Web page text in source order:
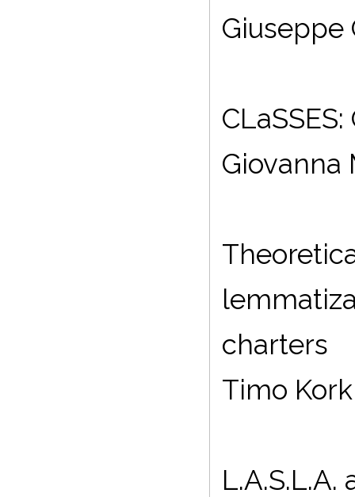
Giuseppe
Giovanna
charters
Timo